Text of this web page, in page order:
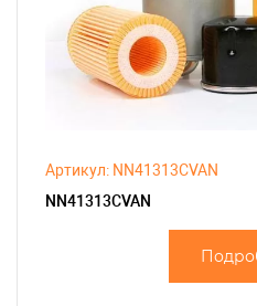
Артикул: NN41313CVAN
NN41313CVAN